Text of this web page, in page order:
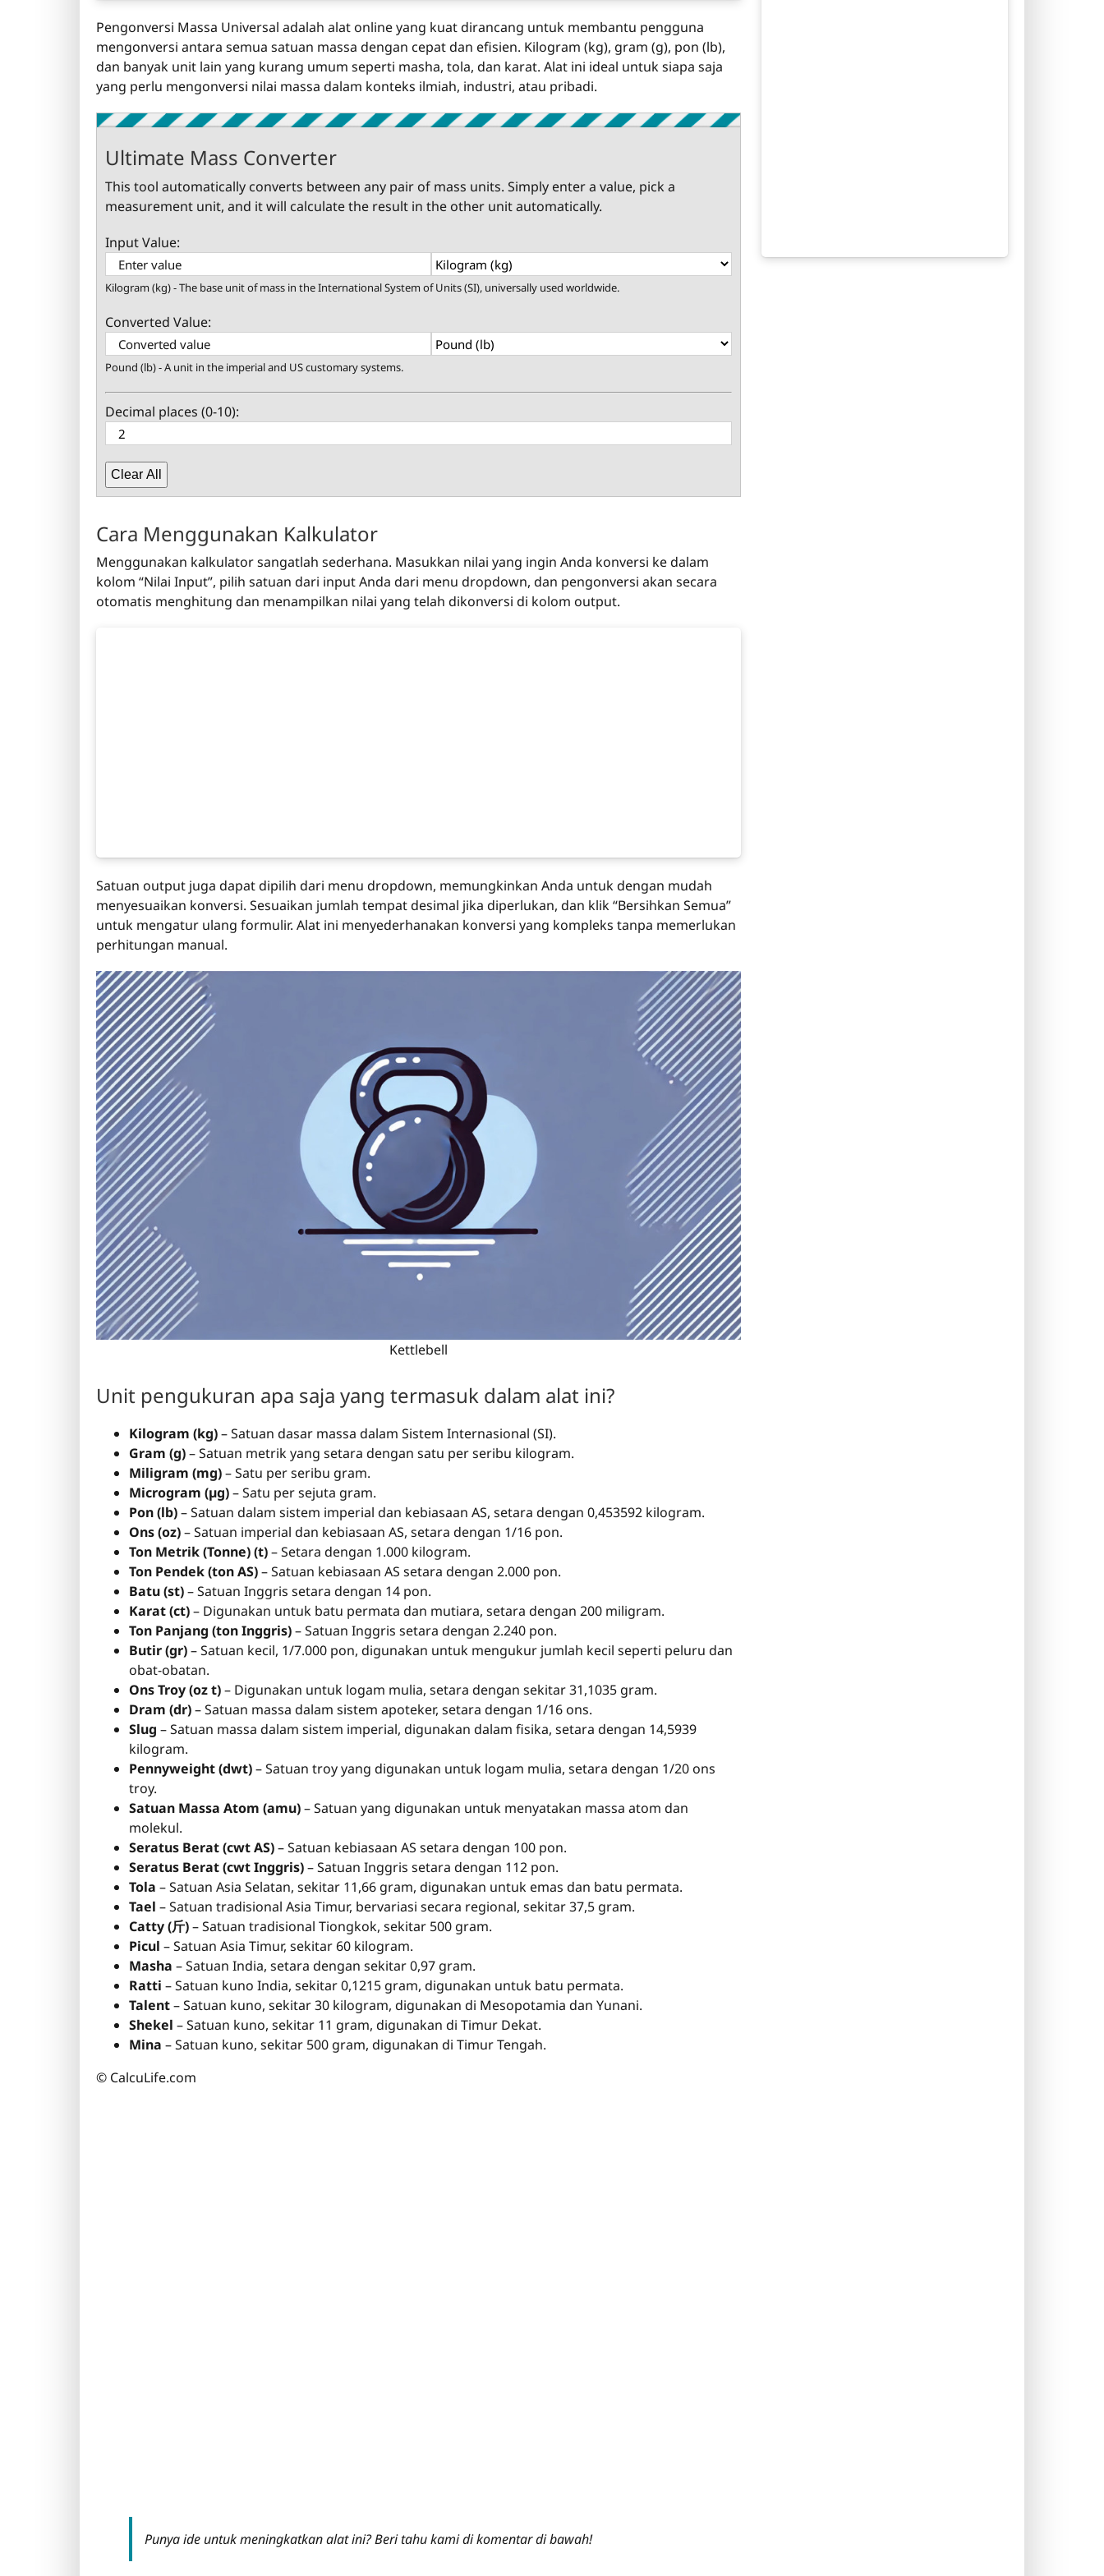
Pengonversi Massa Universal adalah alat online yang kuat dirancang untuk membantu pengguna
mengonversi antara semua satuan massa dengan cepat dan efisien. Kilogram (kg), gram (g), pon (lb),
dan banyak unit lain yang kurang umum seperti masha, tola, dan karat. Alat ini ideal untuk siapa saja
yang perlu mengonversi nilai massa dalam konteks ilmiah, industri, atau pribadi.
Ultimate Mass Converter
This tool automatically converts between any pair of mass units. Simply enter a value, pick a
measurement unit, and it will calculate the result in the other unit automatically.
Input Value:
Kilogram (kg) - The base unit of mass in the International System of Units (SI), universally used worldwide.
Converted Value:
Pound (lb) - A unit in the imperial and US customary systems.
Decimal places (0-10):
Clear All
Cara Menggunakan Kalkulator
Menggunakan kalkulator sangatlah sederhana. Masukkan nilai yang ingin Anda konversi ke dalam
kolom “Nilai Input”, pilih satuan dari input Anda dari menu dropdown, dan pengonversi akan secara
otomatis menghitung dan menampilkan nilai yang telah dikonversi di kolom output.
Satuan output juga dapat dipilih dari menu dropdown, memungkinkan Anda untuk dengan mudah
menyesuaikan konversi. Sesuaikan jumlah tempat desimal jika diperlukan, dan klik “Bersihkan Semua”
untuk mengatur ulang formulir. Alat ini menyederhanakan konversi yang kompleks tanpa memerlukan
perhitungan manual.
Kettlebell
Unit pengukuran apa saja yang termasuk dalam alat ini?
Kilogram (kg)– Satuan dasar massa dalam Sistem Internasional (SI).
Gram (g)– Satuan metrik yang setara dengan satu per seribu kilogram.
Miligram (mg)– Satu per seribu gram.
Microgram (µg)– Satu per sejuta gram.
Pon (lb)– Satuan dalam sistem imperial dan kebiasaan AS, setara dengan 0,453592 kilogram.
Ons (oz)– Satuan imperial dan kebiasaan AS, setara dengan 1/16 pon.
Ton Metrik (Tonne) (t)– Setara dengan 1.000 kilogram.
Ton Pendek (ton AS)– Satuan kebiasaan AS setara dengan 2.000 pon.
Batu (st)– Satuan Inggris setara dengan 14 pon.
Karat (ct)– Digunakan untuk batu permata dan mutiara, setara dengan 200 miligram.
Ton Panjang (ton Inggris)– Satuan Inggris setara dengan 2.240 pon.
Butir (gr)– Satuan kecil, 1/7.000 pon, digunakan untuk mengukur jumlah kecil seperti peluru dan
obat-obatan.
Ons Troy (oz t)– Digunakan untuk logam mulia, setara dengan sekitar 31,1035 gram.
Dram (dr)– Satuan massa dalam sistem apoteker, setara dengan 1/16 ons.
Slug – Satuan massa dalam sistem imperial, digunakan dalam fisika, setara dengan 14,5939
kilogram.
Pennyweight (dwt)– Satuan troy yang digunakan untuk logam mulia, setara dengan 1/20 ons
troy.
Satuan Massa Atom (amu)– Satuan yang digunakan untuk menyatakan massa atom dan
molekul.
Seratus Berat (cwt AS)– Satuan kebiasaan AS setara dengan 100 pon.
Seratus Berat (cwt Inggris)– Satuan Inggris setara dengan 112 pon.
Tola – Satuan Asia Selatan, sekitar 11,66 gram, digunakan untuk emas dan batu permata.
Tael – Satuan tradisional Asia Timur, bervariasi secara regional, sekitar 37,5 gram.
Catty (斤)– Satuan tradisional Tiongkok, sekitar 500 gram.
Picul – Satuan Asia Timur, sekitar 60 kilogram.
Masha – Satuan India, setara dengan sekitar 0,97 gram.
Ratti – Satuan kuno India, sekitar 0,1215 gram, digunakan untuk batu permata.
Talent– Satuan kuno, sekitar 30 kilogram, digunakan di Mesopotamia dan Yunani.
Shekel – Satuan kuno, sekitar 11 gram, digunakan di Timur Dekat.
Mina – Satuan kuno, sekitar 500 gram, digunakan di Timur Tengah.
© CalcuLife.com
Punya ide untuk meningkatkan alat ini? Beri tahu kami di komentar di bawah!